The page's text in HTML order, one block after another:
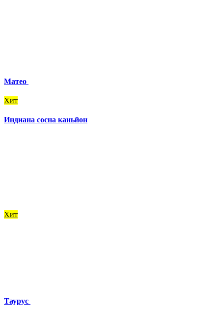
Матео
Хит
Индиана сосна каньйон
Хит
Таурус